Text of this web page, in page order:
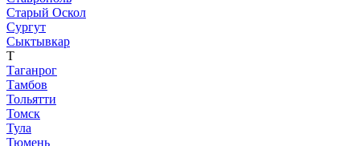
Старый Оскол
Сургут
Сыктывкар
Т
Таганрог
Тамбов
Тольятти
Томск
Тула
Тюмень